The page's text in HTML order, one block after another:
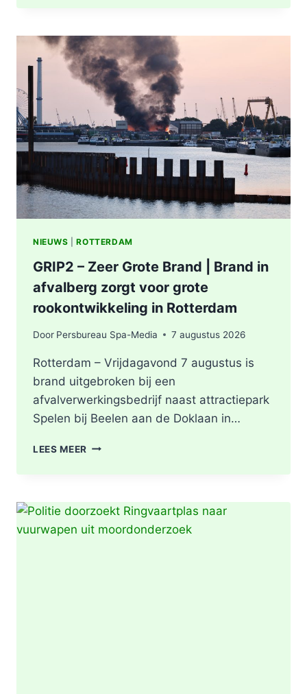
IN
WATER,
POLITIE
ONDERZOEKT
INCIDENT
AAN
SLACHTHUISKADE
ROTTERDAM
NIEUWS |ROTTERDAM
GRIP2 – Zeer Grote Brand | Brand in
afvalberg zorgt voor grote
rookontwikkeling in Rotterdam
Door Persbureau Spa-Media 7 augustus 2026
Rotterdam – Vrijdagavond 7 augustus is
brand uitgebroken bij een
afvalverwerkingsbedrijf naast attractiepark
Spelen bij Beelen aan de Doklaan in…
LEES MEER GRIP2
BRAND
|
BRAND